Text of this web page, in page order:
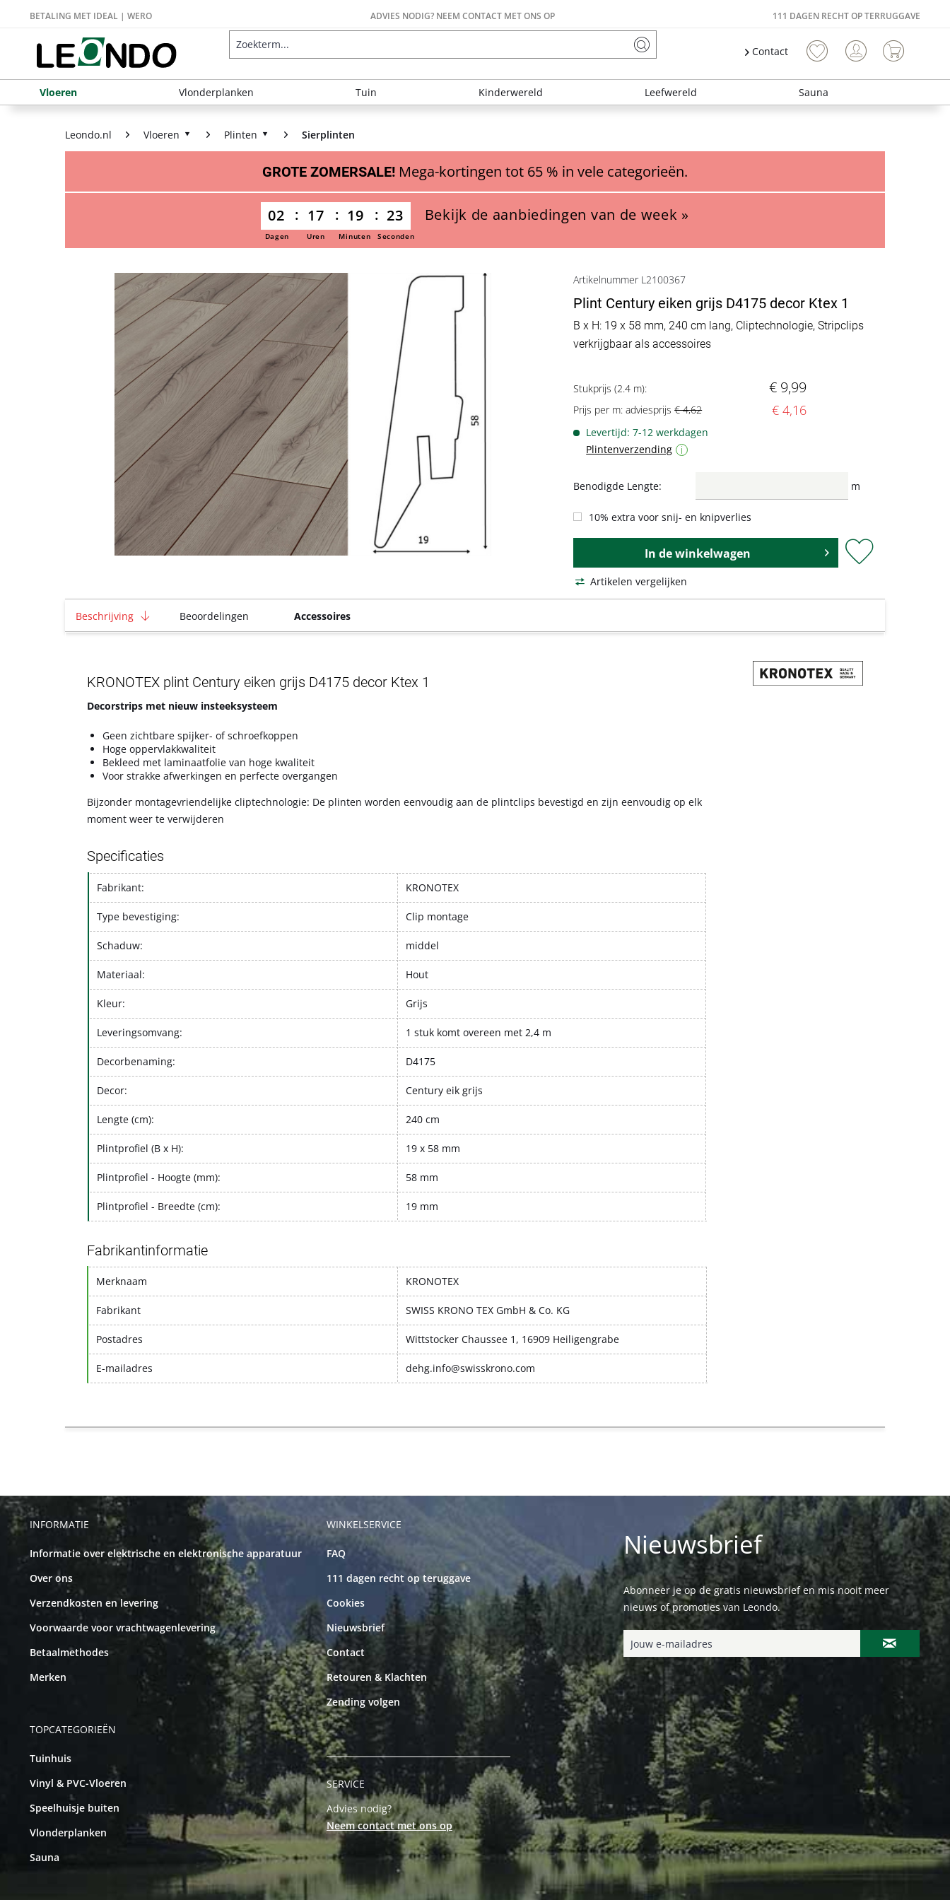
BETALING MET IDEAL | WERO ADVIES NODIG? NEEM CONTACT MET ONS OP 111 DAGEN RECHT OP TERRUGGAVE
Contact
Vloeren Vlonderplanken Tuin Kinderwereld Leefwereld Sauna
Leondo.nl Vloeren Plinten Sierplinten
GROTE ZOMERSALE! Mega-kortingen tot 65 % in vele categorieën.
02 17 19 22
Dagen Uren Minuten Seconden
Bekijk de aanbiedingen van de week »
Artikelnummer L2100367
Plint Century eiken grijs D4175 decor Ktex 1
B x H: 19 x 58 mm, 240 cm lang, Cliptechnologie, Stripclips
verkrijgbaar als accessoires
Stukprijs (2.4 m): € 9,99
Prijs per m: adviesprijs€ 4,62 € 4,16
Levertijd: 7-12 werkdagen
Plintenverzending
i
Benodigde Lengte: m
10% extra voor snij- en knipverlies
In de winkelwagen
Artikelen vergelijken
Beschrijving Beoordelingen Accessoires
KRONOTEX plint Century eiken grijs D4175 decor Ktex 1
Decorstrips met nieuw insteeksysteem
Geen zichtbare spijker- of schroefkoppen
Hoge oppervlakkwaliteit
Bekleed met laminaatfolie van hoge kwaliteit
Voor strakke afwerkingen en perfecte overgangen
Bijzonder montagevriendelijke cliptechnologie: De plinten worden eenvoudig aan de plintclips bevestigd en zijn eenvoudig op elk
moment weer te verwijderen
Specificaties
Fabrikant: KRONOTEX
Type bevestiging: Clip montage
Schaduw: middel
Materiaal: Hout
Kleur: Grijs
Leveringsomvang: 1 stuk komt overeen met 2,4 m
Decorbenaming: D4175
Decor: Century eik grijs
Lengte (cm): 240 cm
Plintprofiel (B x H): 19 x 58 mm
Plintprofiel - Hoogte (mm): 58 mm
Plintprofiel - Breedte (cm): 19 mm
Fabrikantinformatie
Merknaam KRONOTEX
Fabrikant SWISS KRONO TEX GmbH & Co. KG
Postadres Wittstocker Chaussee 1, 16909 Heiligengrabe
E-mailadres dehg.info@swisskrono.com
INFORMATIE
Informatie over elektrische en elektronische apparatuur
Over ons
Verzendkosten en levering
Voorwaarde voor vrachtwagenlevering
Betaalmethodes
Merken
TOPCATEGORIEËN
Tuinhuis
Vinyl & PVC-Vloeren
Speelhuisje buiten
Vlonderplanken
Sauna
WINKELSERVICE
FAQ
111 dagen recht op teruggave
Cookies
Nieuwsbrief
Contact
Retouren & Klachten
Zending volgen
SERVICE
Advies nodig?
Neem contact met ons op
Nieuwsbrief
Abonneer je op de gratis nieuwsbrief en mis nooit meer
nieuws of promoties van Leondo.